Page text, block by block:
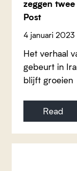
zeggen
Post
4 januari 2023
Het verhaal
gebeurt in
blijft groeien
Read